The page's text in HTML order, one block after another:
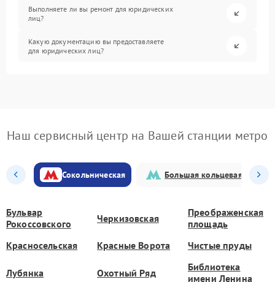
Выполняете ли вы ремонт для юридических
лиц?
Какую документацию вы предоставляете
для юридических лиц?
Наш сервисный центр на Вашей станции метро
Сокольническая Большая кольцевая
Бульвар
Рокоссовского
Черкизовская
Преображенская
площадь
Красносельская
Красные Ворота Чистые пруды
Лубянка Охотный Ряд
Библиотека
имени Ленина